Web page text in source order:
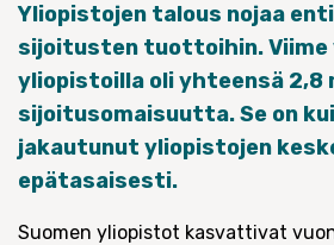
Yliopistojen talous nojaa
sijoitusten tuottoihin. Viime
yliopistoilla oli yhteensä 2,8
sijoitusomaisuutta. Se on
jakautunut yliopistojen
epätasaisesti.
Suomen yliopistot kasvattivat